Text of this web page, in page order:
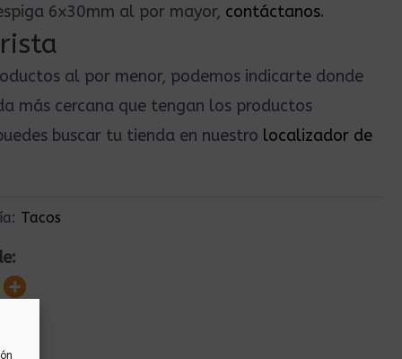
6x30mm al por mayor, contáctanos.
al por menor, podemos indicarte donde
más cercana que tengan los productos
buscar tu tienda en nuestro localizador de
Tacos